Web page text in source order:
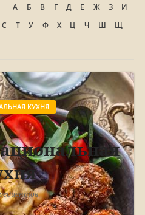
А Б В Г Д Е Ж З
И
С Т У Ф Х Ц Ч Ш
Щ
КУХНЯ